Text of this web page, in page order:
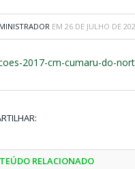
EM 26 DE JULHO DE
2017-cm-cumaru-do-
RELACIONADO